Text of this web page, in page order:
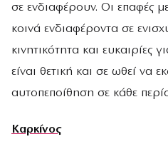
σε ενδιαφέρουν. Οι επαφές
κοινά ενδιαφέροντα σε
κινητικότητα και ευκαιρίες
είναι θετική και σε ωθεί να
αυτοπεποίθηση σε κάθε
Καρκίνος